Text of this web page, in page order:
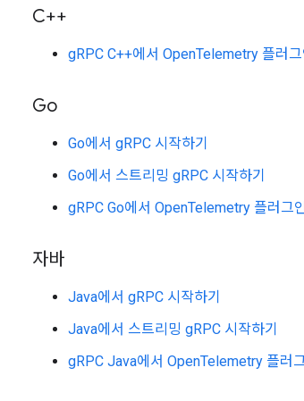
C++
gRPC C++에서 OpenTelemetry 플러그
Go
Go에서 gRPC 시작하기
Go에서 스트리밍 gRPC 시작하기
gRPC Go에서 OpenTelemetry 플러그
자바
Java에서 gRPC 시작하기
Java에서 스트리밍 gRPC 시작하기
gRPC Java에서 OpenTelemetry 플러